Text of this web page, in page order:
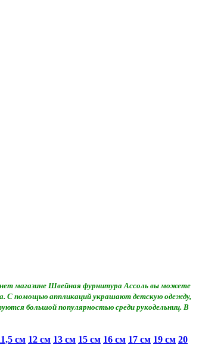
магазине Швейная фурнитура Ассоль вы можете
С помощью аппликаций украшают детскую одежду,
большой популярностью среди рукодельниц. В
см 12 см 13 см 15 см 16 см 17 см 19 см 20